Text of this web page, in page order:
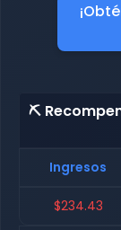
⛏️
Ingresos
$234.43